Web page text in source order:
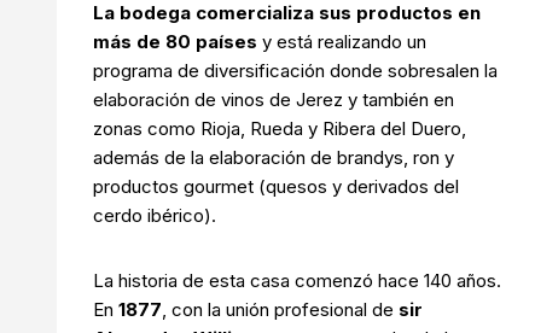
La bodega comercializa sus productos en
más de 80 países y está realizando un
programa de diversificación donde sobresalen la
elaboración de vinos de Jerez y también en
zonas como Rioja, Rueda y Ribera del Duero,
además de la elaboración de brandys, ron y
productos gourmet (quesos y derivados del
cerdo ibérico).
La historia de esta casa comenzó hace 140 años.
En 1877, con la unión profesional de sir